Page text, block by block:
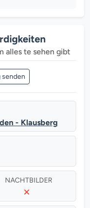
alles te sehen gibt
senden
- Klausberg
NACHTBILDER